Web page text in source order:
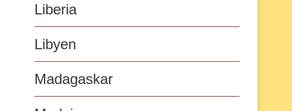
Liberia
Libyen
Madagaskar